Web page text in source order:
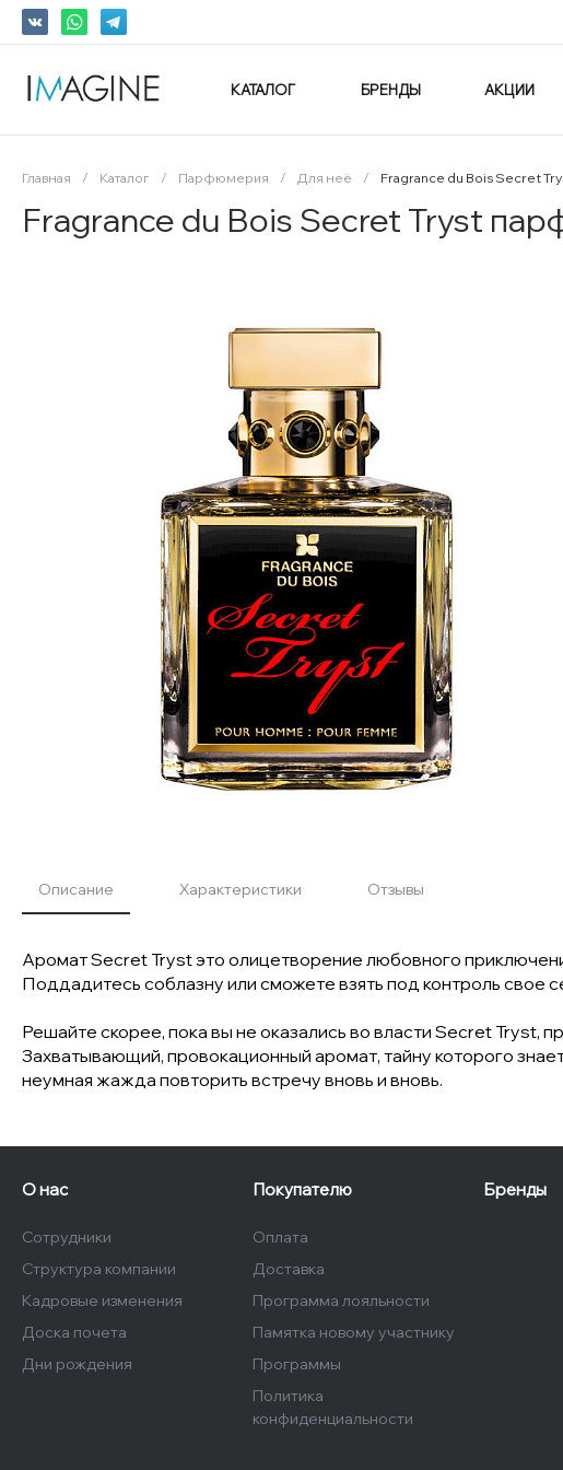
КАТАЛОГ БРЕНДЫ АКЦИИ
Главная / Каталог / Парфюмерия / Для неё / Fragrance du Bois Secret
Fragrance du Bois Secret Tryst
Описание Характеристики Отзывы
Аромат Secret Tryst это олицетворение любовного
Поддадитесь соблазну или сможете взять под контроль свое
Решайте скорее, пока вы не оказались во власти Secret
Захватывающий, провокационный аромат, тайну которого
неумная жажда повторить встречу вновь и вновь.
О нас
Сотрудники
Структура компании
Кадровые изменения
Доска почета
Дни рождения
Покупателю
Оплата
Доставка
Программа лояльности
Памятка новому участнику
Программы
Политика
конфиденциальности
Бренды